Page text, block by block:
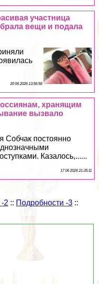
участница
вещи и подала
20 06 2026 13:56:58
хранящим
вызвало
Собчак постоянно
Казалось,......
17 06 2026 21:35:11
2 :: Подробности -3 ::